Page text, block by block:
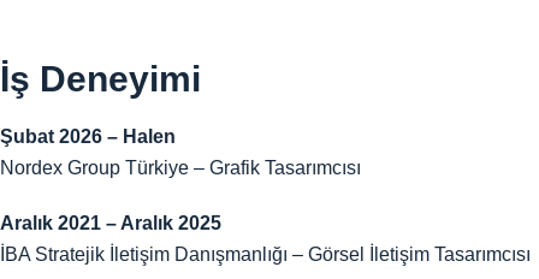
İş Deneyimi
Şubat 2026 – Halen
Nordex Group Türkiye – Grafik Tasarımcısı
Aralık 2021 – Aralık 2025
İBA Stratejik İletişim Danışmanlığı – Görsel İletişim Tasarımcısı